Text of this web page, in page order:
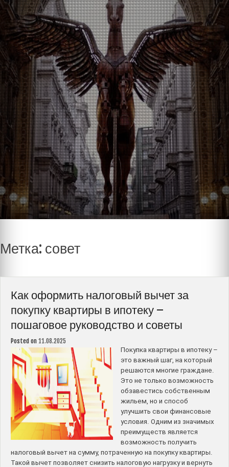
Метка: совет
Как оформить налоговый вычет за
покупку квартиры в ипотеку –
пошаговое руководство и советы
Posted on 11.08.2025
Покупка квартиры в ипотеку –
это важный шаг, на который
решаются многие граждане.
Это не только возможность
обзавестись собственным
жильем, но и способ
улучшить свои финансовые
условия. Одним из значимых
преимуществ является
возможность получить
налоговый вычет на сумму, потраченную на покупку квартиры.
Такой вычет позволяет снизить налоговую нагрузку и вернуть